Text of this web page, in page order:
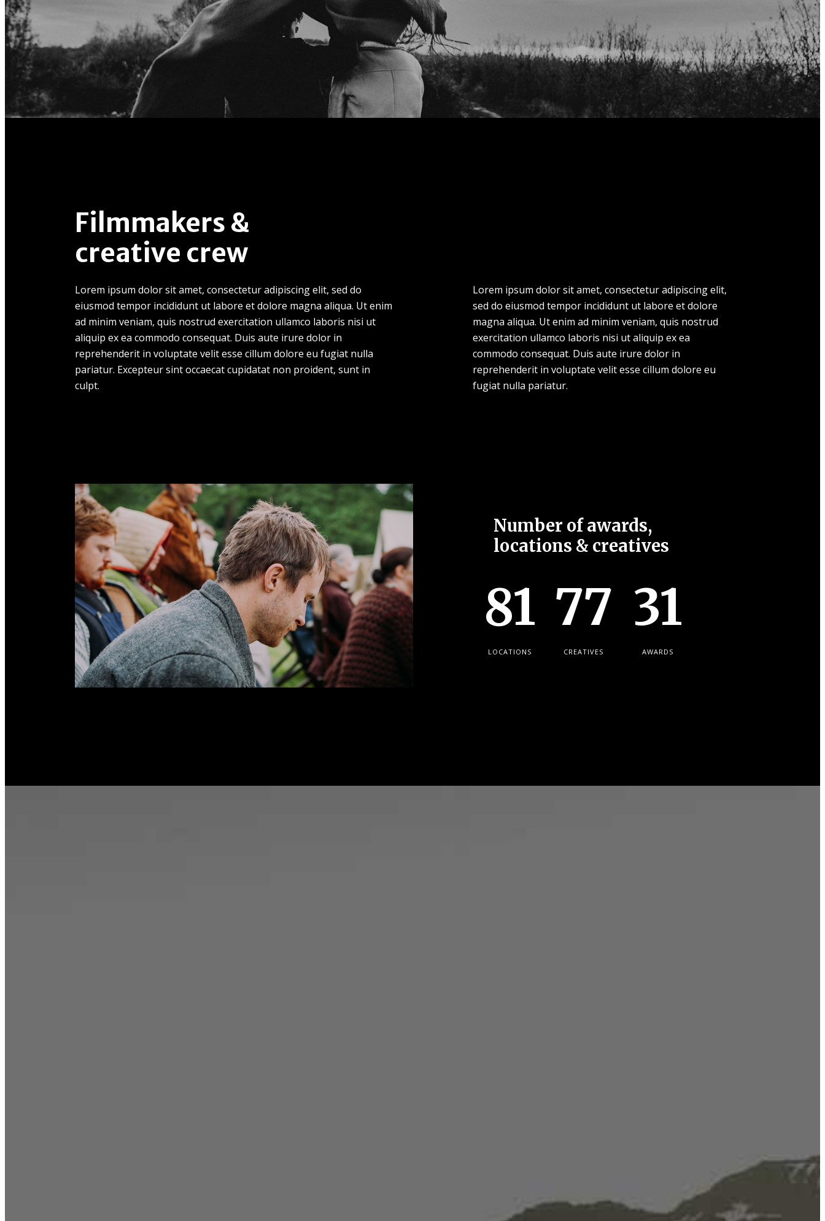
Filmmakers &
creative crew
Lorem ipsum dolor sit amet, consectetur adipiscing elit, sed do
eiusmod tempor incididunt ut labore et dolore magna aliqua. Ut enim
ad minim veniam, quis nostrud exercitation ullamco laboris nisi ut
aliquip ex ea commodo consequat. Duis aute irure dolor in
reprehenderit in voluptate velit esse cillum dolore eu fugiat nulla
pariatur. Excepteur sint occaecat cupidatat non proident, sunt in
culpt.
Lorem ipsum dolor sit amet, consectetur adipiscing elit,
sed do eiusmod tempor incididunt ut labore et dolore
magna aliqua. Ut enim ad minim veniam, quis nostrud
exercitation ullamco laboris nisi ut aliquip ex ea
commodo consequat. Duis aute irure dolor in
reprehenderit in voluptate velit esse cillum dolore eu
fugiat nulla pariatur.
Number of awards,
locations & creatives
81
LOCATIONS
77
CREATIVES
31
AWARDS